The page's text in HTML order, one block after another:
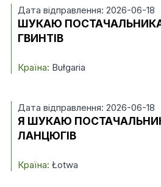
Дата відправлення: 2026-06-18
ШУКАЮ
ГВИНТІВ
Країна: Bułgaria
Дата відправлення: 2026-06-18
Я ШУКАЮ
ЛАНЦЮГІВ
Країна: Łotwa